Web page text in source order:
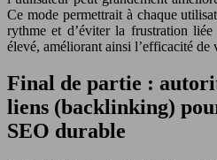
Ce mode permettrait à chaque
rythme et d’éviter la frustration
élevé, améliorant ainsi l’efficacité
Final de partie :
liens (backlinking)
SEO durable